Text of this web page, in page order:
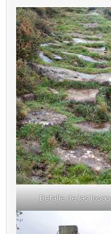
Detalle de las losas